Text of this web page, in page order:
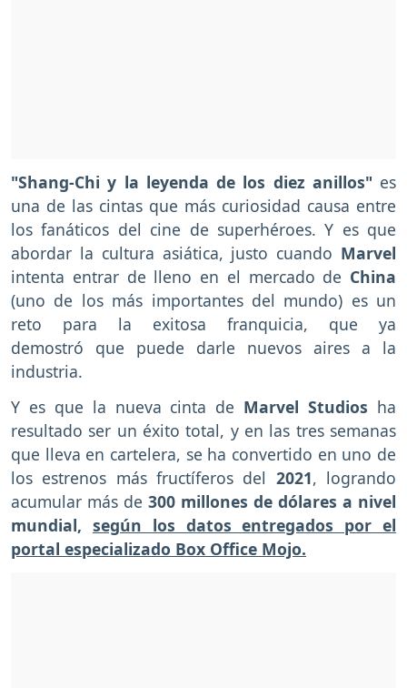
"Shang-Chi y la leyenda de los diez anillos" es
una de las cintas que más curiosidad causa entre
los fanáticos del cine de superhéroes. Y es que
abordar la cultura asiática, justo cuando Marvel
intenta entrar de lleno en el mercado de China
(uno de los más importantes del mundo) es un
reto para la exitosa franquicia, que ya
demostró que puede darle nuevos aires a la
industria.
Y es que la nueva cinta de Marvel Studios ha
resultado ser un éxito total, y en las tres semanas
que lleva en cartelera, se ha convertido en uno de
los estrenos más fructíferos del 2021, logrando
acumular más de 300 millones de dólares a nivel
mundial, según los datos entregados por el
portal especializado Box Office Mojo.